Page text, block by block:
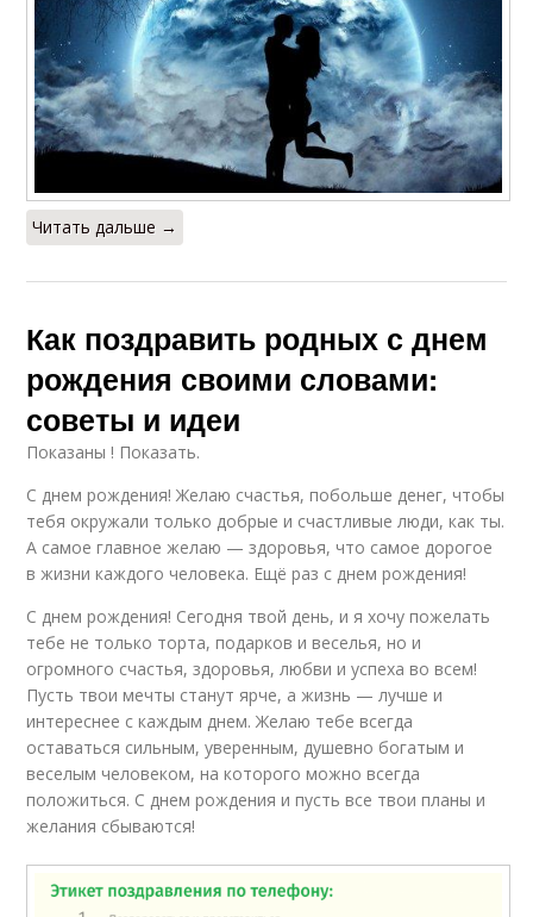
Читать дальше →
Как поздравить родных с днем
рождения своими словами:
советы и идеи
Показаны ! Показать.
С днем рождения! Желаю счастья, побольше денег, чтобы
тебя окружали только добрые и счастливые люди, как ты.
А самое главное желаю — здоровья, что самое дорогое
в жизни каждого человека. Ещё раз с днем рождения!
С днем рождения! Сегодня твой день, и я хочу пожелать
тебе не только торта, подарков и веселья, но и
огромного счастья, здоровья, любви и успеха во всем!
Пусть твои мечты станут ярче, а жизнь — лучше и
интереснее с каждым днем. Желаю тебе всегда
оставаться сильным, уверенным, душевно богатым и
веселым человеком, на которого можно всегда
положиться. С днем рождения и пусть все твои планы и
желания сбываются!